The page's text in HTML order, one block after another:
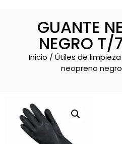
GUANTE
NEGRO
Inicio / Útiles de limpieza
neopreno